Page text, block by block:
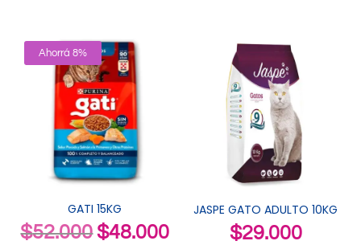
Ahorrá 8%
Sin Stock
GATI 15KG
$52.000El
$48.000El
JASPE GATO ADULTO 10KG
$29.000